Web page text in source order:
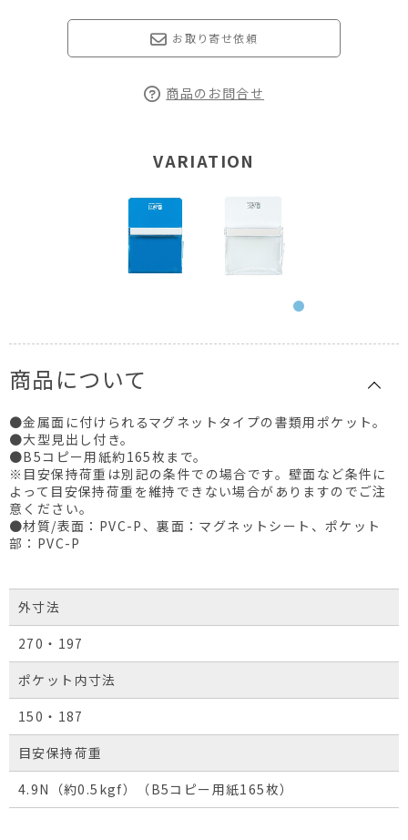
お取り寄せ依頼
商品のお問合せ
VARIATION
商品について
●金属面に付けられるマグネットタイプの書類用ポケット。
●大型見出し付き。
●B5コピー用紙約165枚まで。
※目安保持荷重は別記の条件での場合です。壁面など条件に
よって目安保持荷重を維持できない場合がありますのでご注
意ください。
●材質/表面：PVC-P、裏面：マグネットシート、ポケット
部：PVC-P
外寸法
270・197
ポケット内寸法
150・187
目安保持荷重
4.9N（約0.5kgf）（B5コピー用紙165枚）